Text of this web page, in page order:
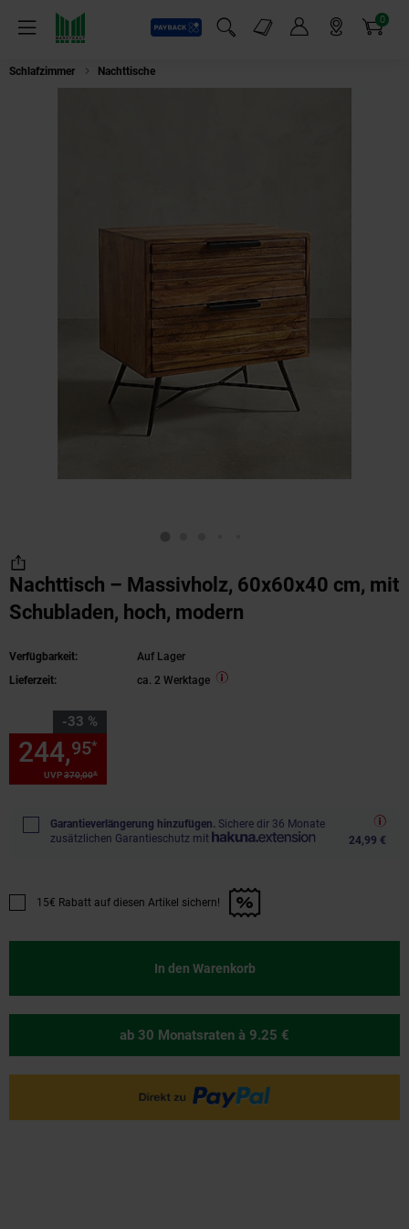
Menü
Payback
Suchfeld einblenden
Markt-Angebote 0
Artikel
Schlafzimmer Nachttische
Nachttisch – Massivholz, 60x60x40 cm, mit
Schubladen, hoch, modern
Verfügbarkeit:
Auf Lager
Lieferzeit:
ca. 2 Werktage
-33 %
Sie Sparen 33 Prozent,
UVP370,00*
244,95*
Garantieverlängerung hinzufügen. Sichere dir 36 Monate
zusätzlichen Garantieschutz mit
24,99 €
Promotion "15€ Rabatt auf diesen Artikel sichern!" anwenden
15€ Rabatt auf diesen Artikel sichern!
In den Warenkorb
ab 30 Monatsraten à 9.25 €